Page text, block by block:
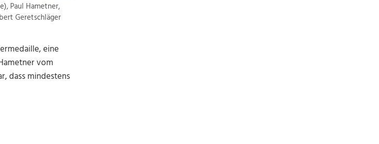
Paul Hametner,
Geretschläger
eine
vom
dass mindestens